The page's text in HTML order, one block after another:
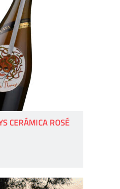
CERÁMICA ROSÉ